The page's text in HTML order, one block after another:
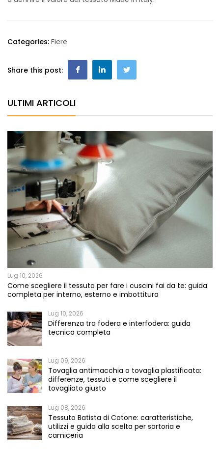
Categories: Fiere
Share this post:
ULTIMI ARTICOLI
Lug 10, 2026
Come scegliere il tessuto per fare i cuscini fai da te: guida
completa per interno, esterno e imbottitura
Lug 10, 2026
Differenza tra fodera e interfodera: guida
tecnica completa
Lug 09, 2026
Tovaglia antimacchia o tovaglia plastificata:
differenze, tessuti e come scegliere il
tovagliato giusto
Lug 08, 2026
Tessuto Batista di Cotone: caratteristiche,
utilizzi e guida alla scelta per sartoria e
camiceria